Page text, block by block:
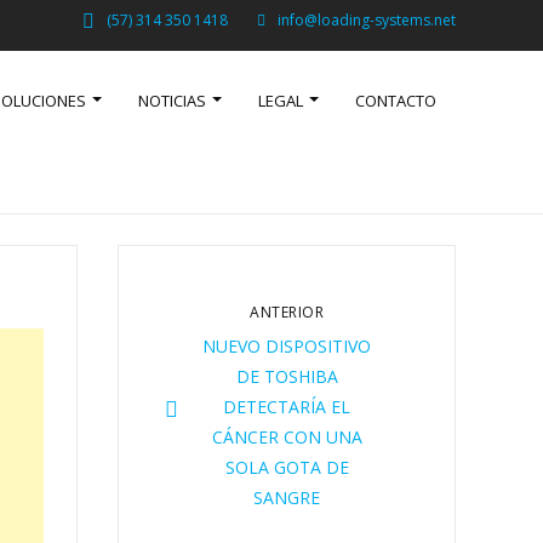
(57) 314 350 1418 info@loading-systems.net
NOTICIAS LEGAL CONTACTO
ANTERIOR
NUEVO DISPOSITIVO
DE TOSHIBA
DETECTARÍA EL
CÁNCER CON UNA
SOLA GOTA DE
SANGRE